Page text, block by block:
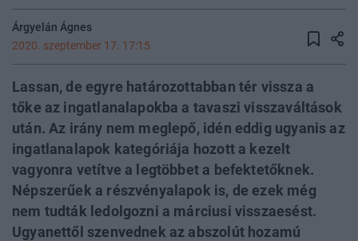
Árgyelán Ágnes
2020. szeptember 17. 17:15
Lassan, de egyre határozottabban tér vissza a
tőke az ingatlanalapokba a tavaszi visszaváltások
után. Az irány nem meglepő, idén eddig ugyanis az
ingatlanalapok kategóriája hozott a kezelt
vagyonra vetítve a legtöbbet a befektetőknek.
Népszerűek a részvényalapok is, de ezek még
nem tudták ledolgozni a márciusi visszaesést.
Ugyanettől szenvednek az abszolút hozamú